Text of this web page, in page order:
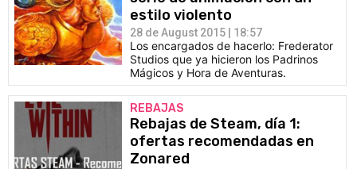
estilo violento
28 de August 2015 | 18:57
Los encargados de hacerlo: Frederator
Studios que ya hicieron los Padrinos
Mágicos y Hora de Aventuras.
REBAJAS
Rebajas de Steam, día 1:
ofertas recomendadas en
Zonared